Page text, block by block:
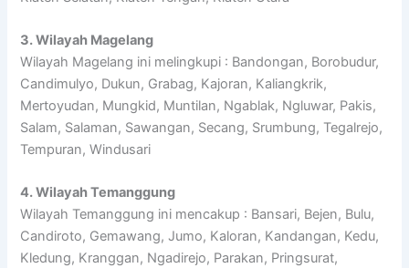
3. Wilayah Magelang
Wilayah Magelang ini melingkupi : Bandongan, Borobudur,
Candimulyo, Dukun, Grabag, Kajoran, Kaliangkrik,
Mertoyudan, Mungkid, Muntilan, Ngablak, Ngluwar, Pakis,
Salam, Salaman, Sawangan, Secang, Srumbung, Tegalrejo,
Tempuran, Windusari
4. Wilayah Temanggung
Wilayah Temanggung ini mencakup : Bansari, Bejen, Bulu,
Candiroto, Gemawang, Jumo, Kaloran, Kandangan, Kedu,
Kledung, Kranggan, Ngadirejo, Parakan, Pringsurat,